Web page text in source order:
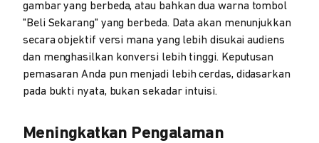
gambar yang berbeda, atau bahkan dua warna tombol
"Beli Sekarang" yang berbeda. Data akan menunjukkan
secara objektif versi mana yang lebih disukai audiens
dan menghasilkan konversi lebih tinggi. Keputusan
pemasaran Anda pun menjadi lebih cerdas, didasarkan
pada bukti nyata, bukan sekadar intuisi.
Meningkatkan Pengalaman